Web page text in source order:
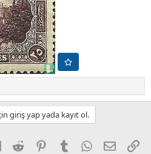
giriş yap yada kayıt ol.
LinkedInReddit PinterestTumblr WhatsApp
E-posta